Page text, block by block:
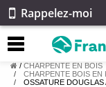
Rappelez-moi
/ CHARPENTE EN BOIS
CHARPENTE BOIS EN
OSSATURE